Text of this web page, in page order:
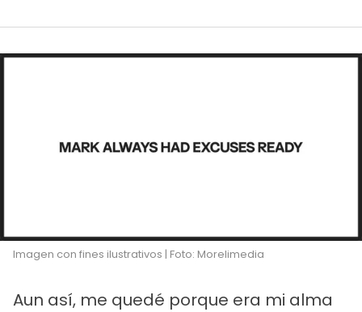
Imagen con fines ilustrativos | Foto: Morelimedia
Aun así, me quedé porque era mi alma